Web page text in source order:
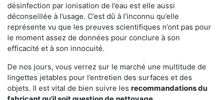
désinfection par ionisation de l’eau est elle aussi
déconseillée à l’usage. C’est dû à l’inconnu qu’elle
représente vu que les preuves scientifiques n’ont pas pour
le moment assez de données pour conclure à son
efficacité et à son innocuité.
De nos jours, vous verrez sur le marché une multitude de
lingettes jetables pour l’entretien des surfaces et des
objets. Il est vital de bien suivre les recommandations du